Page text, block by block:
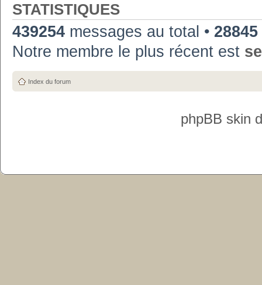
STATISTIQUES
439254 messages au total • 28845
Notre membre le plus récent est
Index du forum
phpBB skin